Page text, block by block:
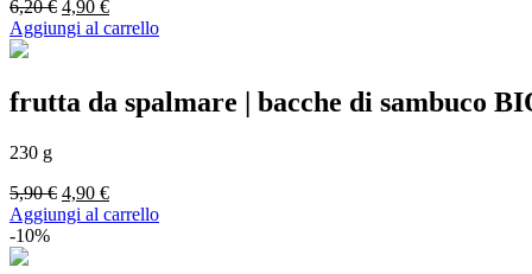
6,20€ Il
prezzo
6,20 €.
4,90 €Il
prezzo
Aggiungi al carrello
frutta da spalmare | bacche di sambuco
230 g
5,90€ Il
prezzo
4,90 €Il
prezzo
Aggiungi al carrello
-10%